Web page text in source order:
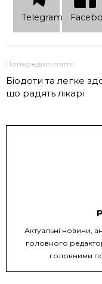
Telеgram
Попередня стаття
Біодоти та легке
що радять лікарі
Актуальні новини,
головного
головними